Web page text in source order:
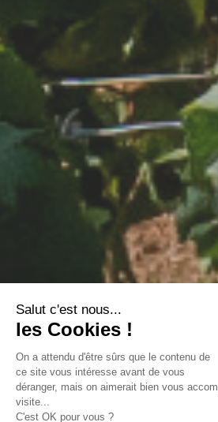
Salut c'est nous...
les Cookies !
On a attendu d'être sûrs que le contenu de
ce site vous intéresse avant de vous
déranger, mais on aimerait bien vous
visite...
C'est OK pour vous ?